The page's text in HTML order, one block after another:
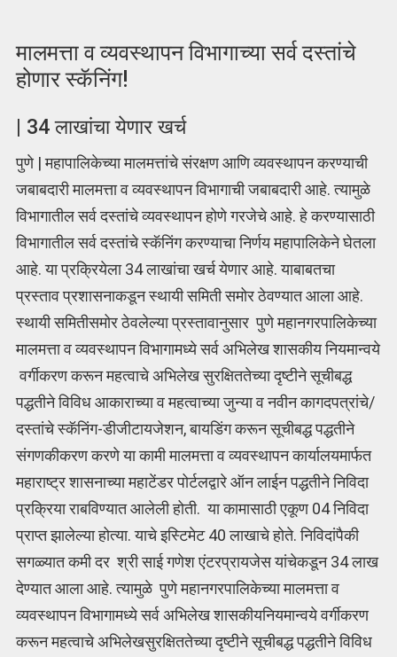
मालमत्ता व व्यवस्थापन विभागाच्या सर्व दस्तांचे
होणार स्कॅनिंग!
| 34 लाखांचा येणार खर्च
पुणे | महापालिकेच्या मालमत्तांचे संरक्षण आणि व्यवस्थापन करण्याची
जबाबदारी मालमत्ता व व्यवस्थापन विभागाची जबाबदारी आहे. त्यामुळे
विभागातील सर्व दस्तांचे व्यवस्थापन होणे गरजेचे आहे. हे करण्यासाठी
विभागातील सर्व दस्तांचे स्कॅनिंग करण्याचा निर्णय महापालिकेने घेतला
आहे. या प्रक्रियेला 34 लाखांचा खर्च येणार आहे. याबाबतचा
प्रस्ताव प्रशासनाकडून स्थायी समिती समोर ठेवण्यात आला आहे.
स्थायी समितीसमोर ठेवलेल्या प्रस्तावानुसार पुणे महानगरपालिकेच्या
मालमत्ता व व्यवस्थापन विभागामध्ये सर्व अभिलेख शासकीय नियमान्वये
वर्गीकरण करून महत्वाचे अभिलेख सुरक्षिततेच्या दृष्टीने सूचीबद्ध
पद्धतीने विविध आकाराच्या व महत्वाच्या जुन्या व नवीन कागदपत्रांचे/
दस्तांचे स्कॅनिंग-डीजीटायजेशन, बायडिंग करून सूचीबद्ध पद्धतीने
संगणकीकरण करणे या कामी मालमत्ता व व्यवस्थापन कार्यालयमार्फत
महाराष्ट्र शासनाच्या महाटेंडर पोर्टलद्वारे ऑन लाईन पद्धतीने निविदा
प्रक्रिया राबविण्यात आलेली होती. या कामासाठी एकूण 04 निविदा
प्राप्त झालेल्या होत्या. याचे इस्टिमेट 40 लाखाचे होते. निविदांपैकी
सगळ्यात कमी दर श्री साई गणेश एंटरप्रायजेस यांचेकडून 34 लाख
देण्यात आला आहे. त्यामुळे पुणे महानगरपालिकेच्या मालमत्ता व
व्यवस्थापन विभागामध्ये सर्व अभिलेख शासकीयनियमान्वये वर्गीकरण
करून महत्वाचे अभिलेखसुरक्षिततेच्या दृष्टीने सूचीबद्ध पद्धतीने विविध